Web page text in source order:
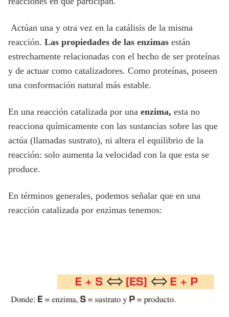
Actúan una y otra vez en la catálisis de la misma
reacción. Las propiedades de las enzimas están
estrechamente relacionadas con el hecho de ser proteínas
y de actuar como catalizadores. Como proteínas, poseen
una conformación natural más estable.
En una reacción catalizada por una enzima, esta no
reacciona químicamente con las sustancias sobre las que
actúa (llamadas sustrato), ni altera el equilibrio de la
reacción: solo aumenta la velocidad con la que esta se
produce.
En términos generales, podemos señalar que en una
reacción catalizada por enzimas tenemos: